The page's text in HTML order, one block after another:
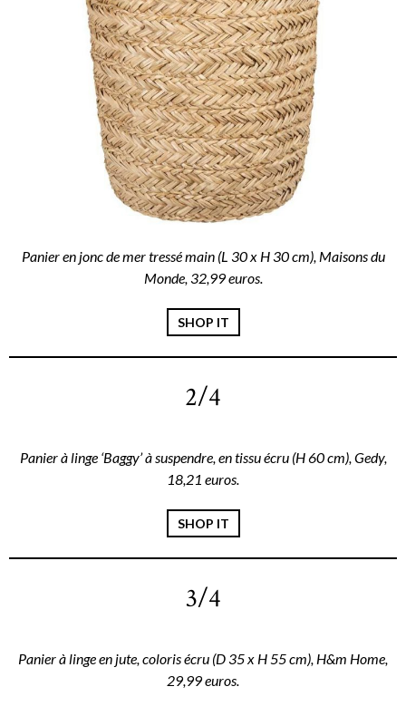
Panier en jonc de mer tressé main (L 30 x H 30 cm), Maisons du
Monde, 32,99 euros.
SHOP IT
2/4
Panier à linge ‘Baggy’ à suspendre, en tissu écru (H 60 cm), Gedy,
18,21 euros.
SHOP IT
3/4
Panier à linge en jute, coloris écru (D 35 x H 55 cm), H&m Home,
29,99 euros.